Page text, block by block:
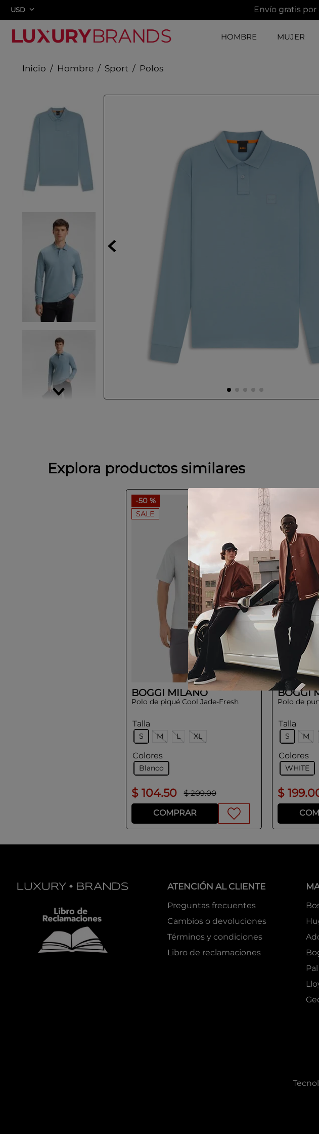
Envío gratis
USD
HOMBRE MUJER
Hombre Sport Polos
Explora productos similares
-50 %
SALE
BOGGI MILANO
Polo de piqué Cool Jade-Fresh
Talla
S M L XL
Colores
Blanco
$ 104.50 $ 209.00
COMPRAR
BOGGI
Polo de
Talla
S M
Colores
WHITE
$ 199.
ATENCIÓN AL CLIENTE
Preguntas frecuentes
Cambios o devoluciones
Términos y condiciones
Libro de reclamaciones